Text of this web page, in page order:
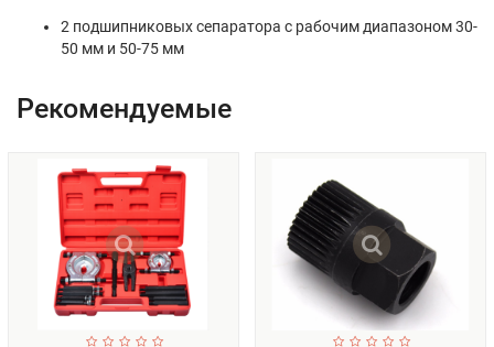
2 подшипниковых сепаратора с рабочим диапазоном 30-
50 мм и 50-75 мм
Рекомендуемые